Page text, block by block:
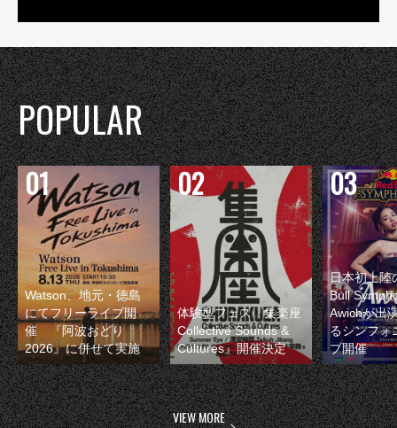
POPULAR
Watson、地元・徳島
にてフリーライブ開
催 『阿波おどり
2026』に併せて実施
体験型フェス『集楽座
Collective Sounds &
Cultures』開催決定
日本初上陸
Bull
Awichが出
るシンフォ
ブ開催
VIEW MORE